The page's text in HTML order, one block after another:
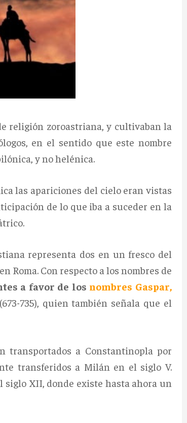
religión zoroastriana, y cultivaban la
en el sentido que este nombre
y no helénica.
las apariciones del cielo eran vistas
de lo que iba a suceder en la
representa dos en un fresco del
Roma. Con respecto a los nombres de
a favor de los nombres Gaspar,
(673-735), quien también señala que el
transportados a Constantinopla por
transferidos a Milán en el siglo V.
XII, donde existe hasta ahora un